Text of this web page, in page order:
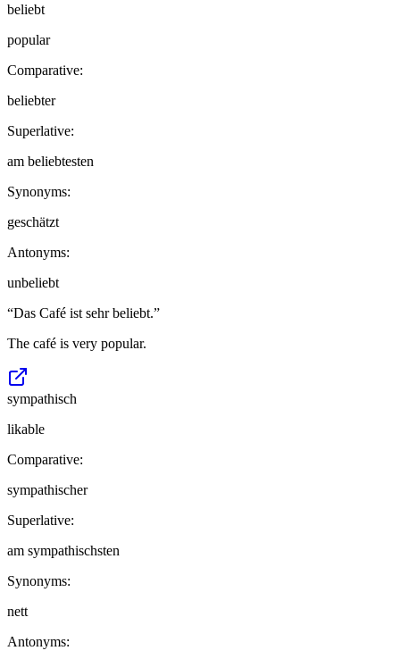
beliebt
popular
Comparative:
beliebter
Superlative:
am beliebtesten
Synonyms:
geschätzt
Antonyms:
unbeliebt
“Das Café ist sehr beliebt.”
The café is very popular.
sympathisch
likable
Comparative:
sympathischer
Superlative:
am sympathischsten
Synonyms:
nett
Antonyms: